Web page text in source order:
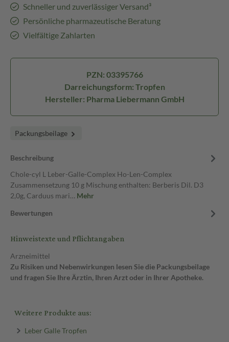
Schneller und zuverlässiger Versand³
Persönliche pharmazeutische Beratung
Vielfältige Zahlarten
PZN: 03395766
Darreichungsform: Tropfen
Hersteller: Pharma Liebermann GmbH
Packungsbeilage
Beschreibung
Chole-cyl L Leber-Galle-Complex Ho-Len-Complex
Zusammensetzung 10 g Mischung enthalten: Berberis Dil. D3
2,0g, Carduus mari… Mehr
Bewertungen
Hinweistexte und Pflichtangaben
Arzneimittel
Zu Risiken und Nebenwirkungen lesen Sie die Packungsbeilage
und fragen Sie Ihre Ärztin, Ihren Arzt oder in Ihrer Apotheke.
Weitere Produkte aus:
Leber Galle Tropfen